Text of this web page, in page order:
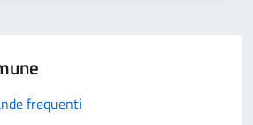
frequenti